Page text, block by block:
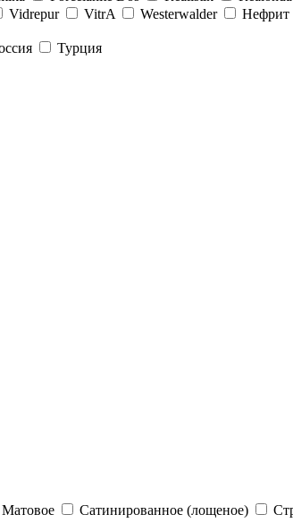
Vidrepur VitrA Westerwalder
Нефрит
Турция
Матовое Сатинированное (лощеное)